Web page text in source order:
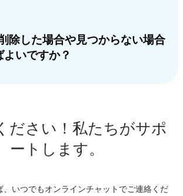
除した場合や見つからない場合
いですか？
ださい！私たちがサポ
ートします。
、いつでもオンラインチャットでご連絡くだ